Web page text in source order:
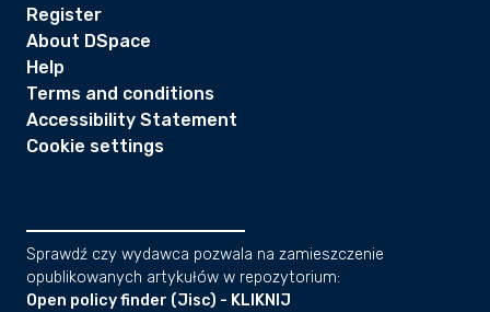
Register
About DSpace
Help
Terms and conditions
Accessibility Statement
Cookie settings
Sprawdź czy wydawca pozwala na zamieszczenie
opublikowanych artykułów w repozytorium:
Open policy finder (Jisc) - KLIKNIJ